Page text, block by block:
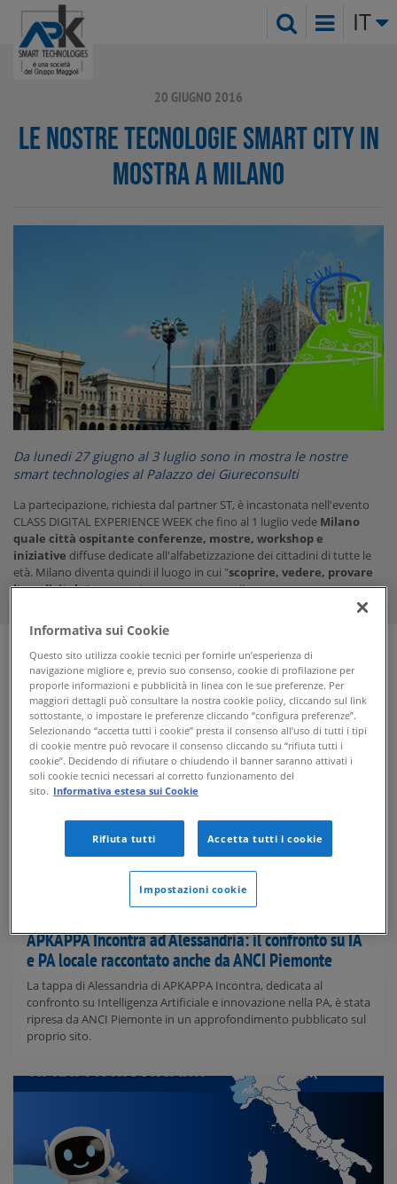
IT
20 GIUGNO 2016
LE NOSTRE TECNOLOGIE SMART CITY IN
MOSTRA A MILANO
Da lunedi 27 giugno al 3 luglio sono in mostra le nostre
smart technologies al Palazzo dei Giureconsulti
La partecipazione, richiesta dal partner ST, è incastonata nell'evento
CLASS DIGITAL EXPERIENCE WEEK che fino al 1 luglio vede Milano
quale città ospitante conferenze, mostre, workshope
iniziative diffuse dedicate all'alfabetizzazione dei cittadini di tutte le
età. Milano diventa quindi il luogo in cui "scoprire, vedere, provare
l'era digitale" e non potevamo non esserci!
Ultime notizie
APKAPPA Incontra ad Alessandria: il confronto su IA
e PA locale raccontato anche da ANCI Piemonte
La tappa di Alessandria di APKAPPA Incontra, dedicata al
confronto su Intelligenza Artificiale e innovazione nella PA, è stata
ripresa da ANCI Piemonte in un approfondimento pubblicato sul
proprio sito.
Informativa sui Cookie
Questo sito utilizza cookie tecnici per fornirle un’esperienza di
navigazione migliore e, previo suo consenso, cookie di profilazione per
proporle informazioni e pubblicità in linea con le sue preferenze. Per
maggiori dettagli può consultare la nostra cookie policy, cliccando sul link
sottostante, o impostare le preferenze cliccando “configura preferenze”.
Selezionando “accetta tutti i cookie” presta il consenso all’uso di tutti i tipi
di cookie mentre può revocare il consenso cliccando su “rifiuta tutti i
cookie”. Decidendo di rifiutare o chiudendo il banner saranno attivati i
soli cookie tecnici necessari al corretto funzionamento del
sito. Informativa estesa sui Cookie
Rifiuta tutti Accetta tutti i cookie
Impostazioni cookie